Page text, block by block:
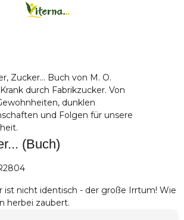
(Buch)
ist nicht identisch - der große Irrtum! Wie
herbei zaubert.